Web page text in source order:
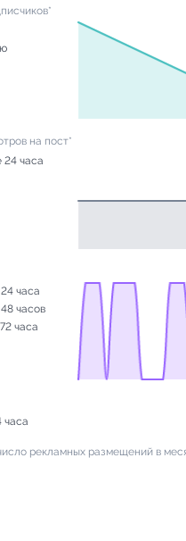
на пост*
24 часа
24 часа
48 часов
часа
часа
рекламных размещений в